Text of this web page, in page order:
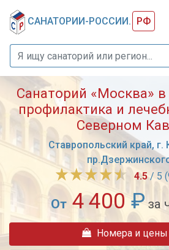
САНАТОРИИ-РОССИИ. РФ
Санаторий «Москва»
профилактика и
Северном
Ставропольский край, г.
4.5/ 5
От 4 400₽ за
«Москва»
Номера и цены